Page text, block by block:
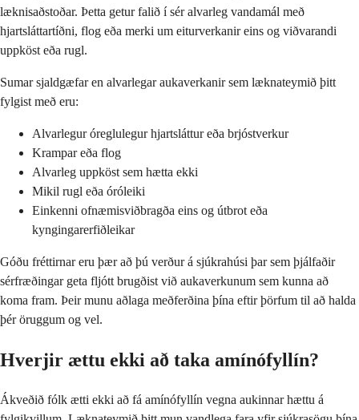
læknisaðstoðar. Þetta getur falið í sér alvarleg vandamál með
hjartsláttartíðni, flog eða merki um eiturverkanir eins og viðvarandi
uppköst eða rugl.
Sumar sjaldgæfar en alvarlegar aukaverkanir sem læknateymið þitt
fylgist með eru:
Alvarlegur óreglulegur hjartsláttur eða brjóstverkur
Krampar eða flog
Alvarleg uppköst sem hætta ekki
Mikil rugl eða óróleiki
Einkenni ofnæmisviðbragða eins og útbrot eða
kyngingarerfiðleikar
Góðu fréttirnar eru þær að þú verður á sjúkrahúsi þar sem þjálfaðir
sérfræðingar geta fljótt brugðist við aukaverkunum sem kunna að
koma fram. Þeir munu aðlaga meðferðina þína eftir þörfum til að halda
þér öruggum og vel.
Hverjir ættu ekki að taka amínófyllín?
Ákveðið fólk ætti ekki að fá amínófyllín vegna aukinnar hættu á